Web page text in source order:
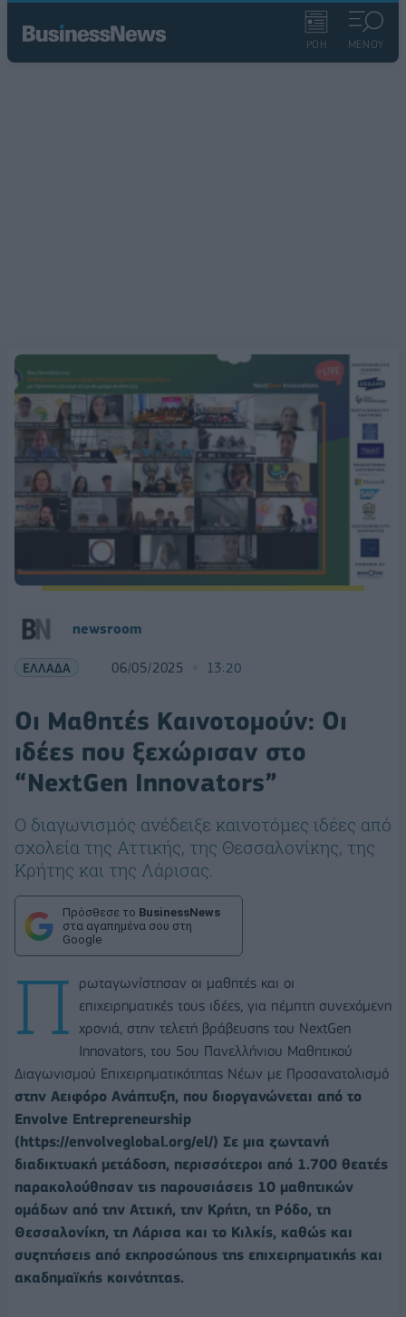
ΡΟΗ ΜΕΝΟΥ
newsroom
ΕΛΛΑΔΑ 06/05/2025 13:20
Oι Μαθητές Καινοτομούν: Oι
ιδέες που ξεχώρισαν στο
“NextGen Innovators”
Ο διαγωνισμός ανέδειξε καινοτόμες ιδέες από
σχολεία της Αττικής, της Θεσσαλονίκης, της
Κρήτης και της Λάρισας.
Πρόσθεσε το BusinessNews
στα αγαπημένα σου στη
Google
Π
ρωταγωνίστησαν οι μαθητές και οι
επιχειρηματικές τους ιδέες, για πέμπτη συνεχόμενη
χρονιά, στην τελετή βράβευσης του NextGen
Innovators, του 5ου Πανελλήνιου Μαθητικού
Διαγωνισμού Επιχειρηματικότητας Νέων με Προσανατολισμό
στην Αειφόρο Ανάπτυξη, που διοργανώνεται από το
Envolve Entrepreneurship
(https://envolveglobal.org/el/) Σε μια ζωντανή
διαδικτυακή μετάδοση, περισσότεροι από 1.700 θεατές
παρακολούθησαν τις παρουσιάσεις 10 μαθητικών
ομάδων από την Αττική, την Κρήτη, τη Ρόδο, τη
Θεσσαλονίκη, τη Λάρισα και το Κιλκίς, καθώς και
συζητήσεις από εκπροσώπους της επιχειρηματικής και
ακαδημαϊκής κοινότητας.